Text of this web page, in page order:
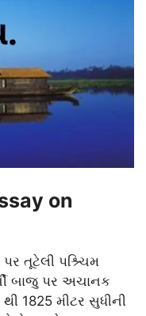
on
તૂટેલી પશ્ર્ચિમ
બાજુ પર અચાનક
1825 મીટર સુધીની